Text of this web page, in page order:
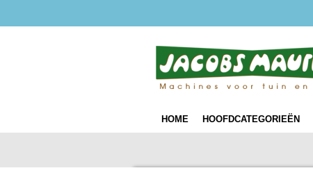
direct
HOME HOOFDCATEGORIEËN